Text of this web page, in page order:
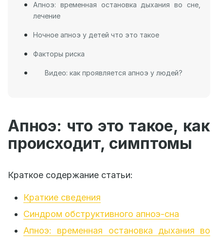
Апноэ: временная остановка дыхания во сне,
лечение
Ночное апноэ у детей что это такое
Факторы риска
Видео: как проявляется апноэ у людей?
Апноэ: что это такое, как
происходит, симптомы
Краткое содержание статьи:
Краткие сведения
Синдром обструктивного апноэ-сна
Апноэ: временная остановка дыхания во